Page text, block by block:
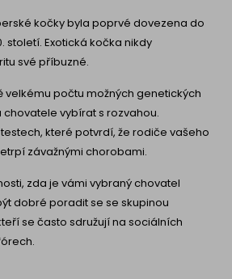
kočky byla poprvé dovezena do
století. Exotická kočka nikdy
své příbuzné.
velkému počtu možných genetických
vybírat s rozvahou.
které potvrdí, že rodiče vašeho
závažnými chorobami.
zda je vámi vybraný chovatel
dobré poradit se se skupinou
se často sdružují na sociálních